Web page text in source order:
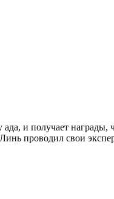
и получает награды,
проводил свои